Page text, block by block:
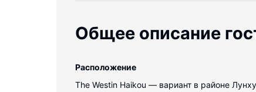
Общее описание
Pасположение
The Westin Haikou — вариант в районе